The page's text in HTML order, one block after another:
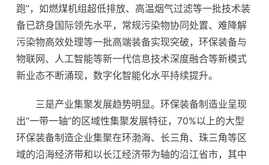
跑”，如燃煤机组超低排放、高温烟气过滤等一批技术装
备已跻身国际领先水平，常规污染物协同处置、难降解
污染物高效处理等一批高端装备实现突破，环保装备与
物联网、人工智能等新一代信息技术深度融合等新模式
新业态不断涌现，数字化智能化水平持续提升。
三是产业集聚发展趋势明显。环保装备制造业呈现
出“一带一轴”的区域性集聚发展特征，70%以上的大型
环保装备制造企业集聚在环渤海、长三角、珠三角等区
域的沿海经济带和以长江经济带为轴的沿江省市，其中